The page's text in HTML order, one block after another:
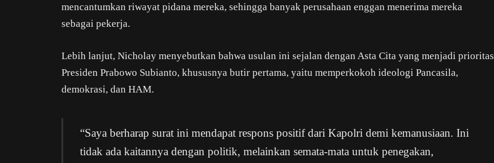
mencantumkan riwayat pidana mereka, sehingga banyak perusahaan enggan menerima mereka
sebagai pekerja.
Lebih lanjut, Nicholay menyebutkan bahwa usulan ini sejalan dengan Asta Cita yang menjadi prioritas
Presiden Prabowo Subianto, khususnya butir pertama, yaitu memperkokoh ideologi Pancasila,
demokrasi, dan HAM.
“Saya berharap surat ini mendapat respons positif dari Kapolri demi kemanusiaan. Ini
tidak ada kaitannya dengan politik, melainkan semata-mata untuk penegakan,